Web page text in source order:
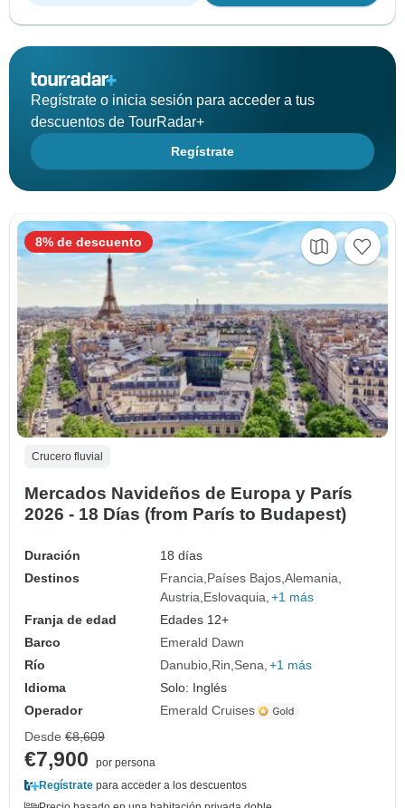
Regístrate o inicia sesión para acceder a tus
descuentos de TourRadar+
Regístrate
Crucero fluvial
Mercados Navideños de Europa y París
2026 - 18 Días (from París to Budapest)
Duración
18 días
Destinos
Francia Países Bajos Alemania
Austria Eslovaquia +1 más
Franja de edad
Edades 12+
Barco
Emerald Dawn
Río
Danubio Rin Sena +1 más
Idioma
Solo: Inglés
Operador
Emerald Cruises
8% de descuento
Desde €8,609
€7,900
por persona
Regístrate para acceder a los descuentos